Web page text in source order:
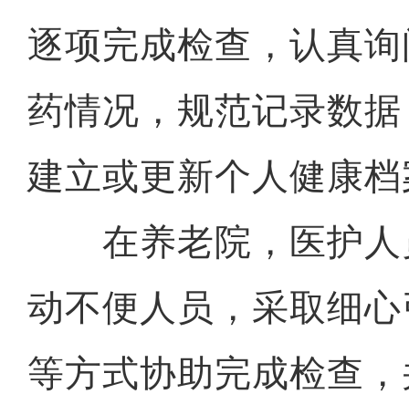
逐项完成检查，认真
药情况，规范记录数
建立或更新个人健康
在养老院，医护人
动不便人员，采取细
等方式协助完成检查